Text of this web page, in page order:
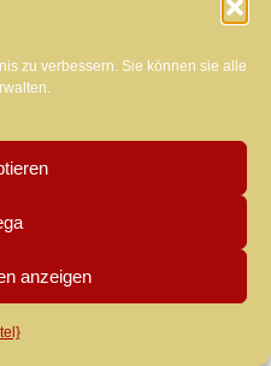
zu verbessern. Sie können sie alle
anzeigen
auch Traditionen und
von der Chief
gezeigt, um ein
ohne dass zuerst
auch da
Volk Gottes, Das war
Heilsgeschichte,
zu Fragen: Was ist